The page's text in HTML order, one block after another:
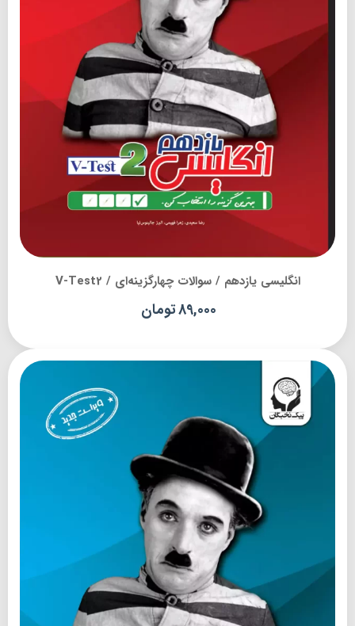
انگلیسی یازدهم / سوالات چهارگزینه‌ای / V-Test2
89,000تومان